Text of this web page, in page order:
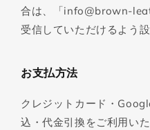
合は、「info@brown-
受信していただけるよう
お支払方法
クレジットカード・
込・代金引換をご利用いた